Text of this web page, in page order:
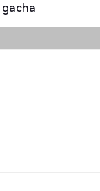
gacha